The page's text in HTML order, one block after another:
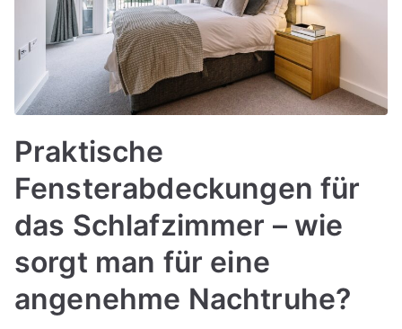
Praktische
Fensterabdeckungen für
das Schlafzimmer – wie
sorgt man für eine
angenehme Nachtruhe?